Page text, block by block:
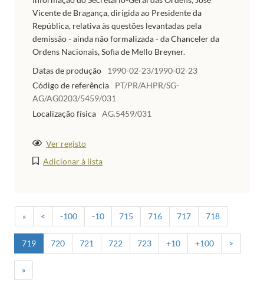
Vicente de Bragança, dirigida ao Presidente da
República, relativa às questões levantadas pela
demissão - ainda não formalizada - da Chanceler da
Ordens Nacionais, Sofia de Mello Breyner.
Datas de produção
1990-02-23/1990-02-23
Código de referência
PT/PR/AHPR/SG-
AG/AG0203/5459/031
Localização física AG.5459/031
Ver registo
Adicionar à lista
« < -100 -10 715 716 717 718
719 720 721 722 723 +10 +100 >
»